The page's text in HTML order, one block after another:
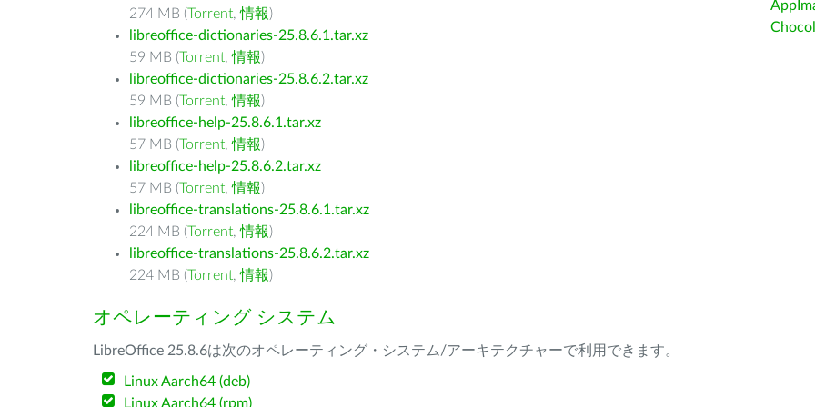
274 MB (Torrent,情報)
libreoffice-dictionaries-25.8.6.1.tar.xz
59 MB (Torrent,情報)
libreoffice-dictionaries-25.8.6.2.tar.xz
59 MB (Torrent,情報)
libreoffice-help-25.8.6.1.tar.xz
57 MB (Torrent,情報)
libreoffice-help-25.8.6.2.tar.xz
57 MB (Torrent,情報)
libreoffice-translations-25.8.6.1.tar.xz
224 MB (Torrent,情報)
libreoffice-translations-25.8.6.2.tar.xz
224 MB (Torrent,情報)
オペレーティング システム
LibreOffice 25.8.6は次のオペレーティング・システム/アーキテクチャーで利用できます。
Linux Aarch64 (deb)
Linux Aarch64 (rpm)